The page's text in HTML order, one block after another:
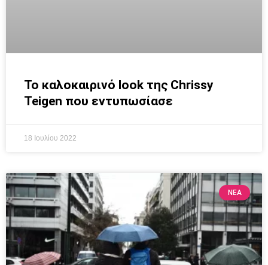
To καλοκαιρινό look της Chrissy
Teigen που εντυπωσίασε
18 Ιουλίου 2022
ΝΕΑ